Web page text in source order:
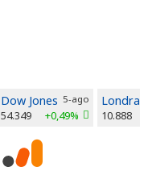
Dow Jones 5-ago
54.349 +0,49%
Londra
10.888